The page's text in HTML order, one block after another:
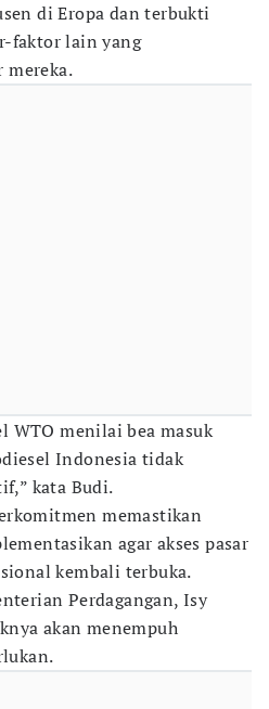
di Eropa dan terbukti
faktor lain yang
mereka.
WTO menilai bea masuk
Indonesia tidak
kata Budi.
memastikan
agar akses pasar
kembali terbuka.
Perdagangan, Isy
akan menempuh